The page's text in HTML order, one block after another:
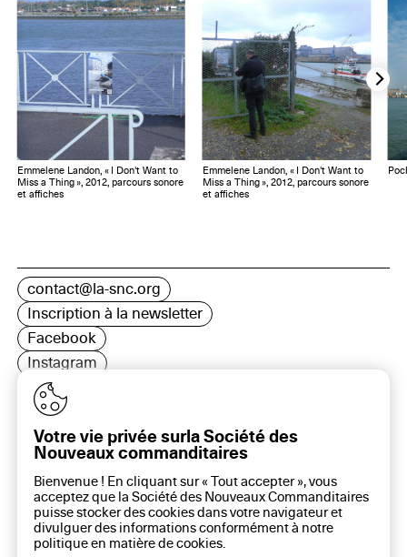
Emmelene Landon, « I Don't Want to
Miss a Thing », 2012, parcours sonore
et affiches
Emmelene Landon, « I Don't Want to
Miss a Thing », 2012, parcours sonore
et affiches
contact@la-snc.org
Inscription à la newsletter
Facebook
Instagram
LinkedIn
16 rue Rambuteau, 75003 Paris
Plan du site
Aide sur ce site
Gestion des cookies
Politique des cookies
Votre vie privée surla Société des
Nouveaux commanditaires
Bienvenue ! En cliquant sur « Tout accepter », vous
acceptez que la Société des Nouveaux Commanditaires
puisse stocker des cookies dans votre navigateur et
divulguer des informations conformément à notre
politique en matière decookies.